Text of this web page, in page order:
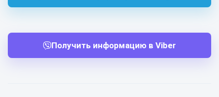
Получить информацию в Viber